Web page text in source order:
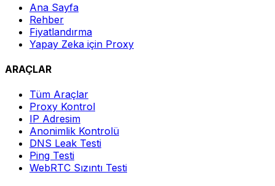
Ana Sayfa
Rehber
Fiyatlandırma
Yapay Zeka için Proxy
ARAÇLAR
Tüm Araçlar
Proxy Kontrol
IP Adresim
Anonimlik Kontrolü
DNS Leak Testi
Ping Testi
WebRTC Sızıntı Testi